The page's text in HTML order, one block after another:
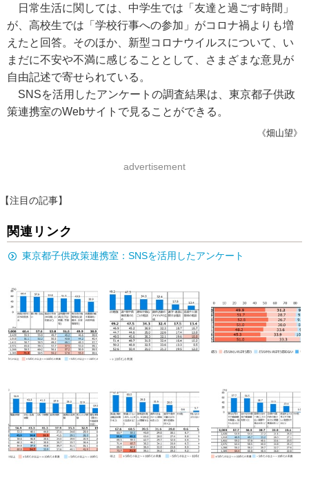
日常生活に関しては、中学生では「友達と過ごす時間」
が、高校生では「学校行事への参加」がコロナ禍よりも増
えたと回答。そのほか、新型コロナウイルスについて、い
まだに不安や不満に感じることとして、さまざまな意見が
自由記述で寄せられている。
SNSを活用したアンケートの調査結果は、東京都子供政
策連携室のWebサイトで見ることができる。
《畑山望》
advertisement
【注目の記事】
関連リンク
東京都子供政策連携室：SNSを活用したアンケート